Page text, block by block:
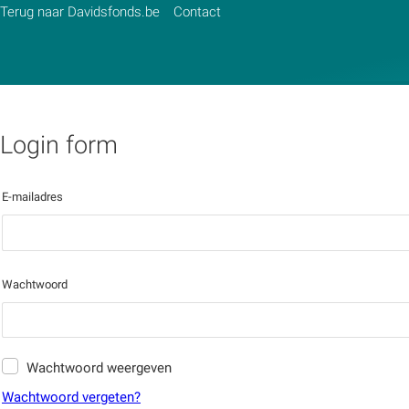
Terug naar Davidsfonds.be Contact
Login form
E-mailadres
Wachtwoord
Wachtwoord weergeven
Wachtwoord vergeten?
Zoek:
Zoeken